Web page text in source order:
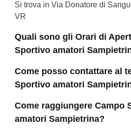
Si trova in Via Donatore di
VR
Quali sono gli Orari di
Sportivo amatori
Come posso contattare al
Sportivo amatori
Come raggiungere Campo
amatori Sampietrina?